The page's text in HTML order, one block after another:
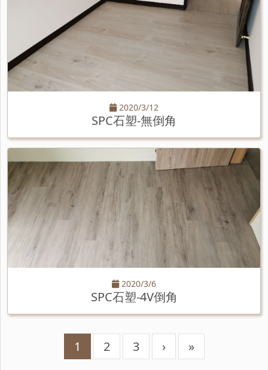
2020/3/12
SPC石塑-無倒角
2020/3/6
SPC石塑-4V倒角
1 2 3 › »